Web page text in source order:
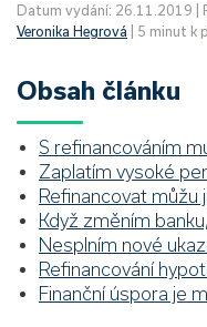
Datum vydání: 26.11.2019 |
Veronika Hegrová | 5 minut k
Obsah článku
S refinancováním
Zaplatím vysoké
Refinancovat můžu
Když změním
Nesplním nové
Refinancování
Finanční úspora je